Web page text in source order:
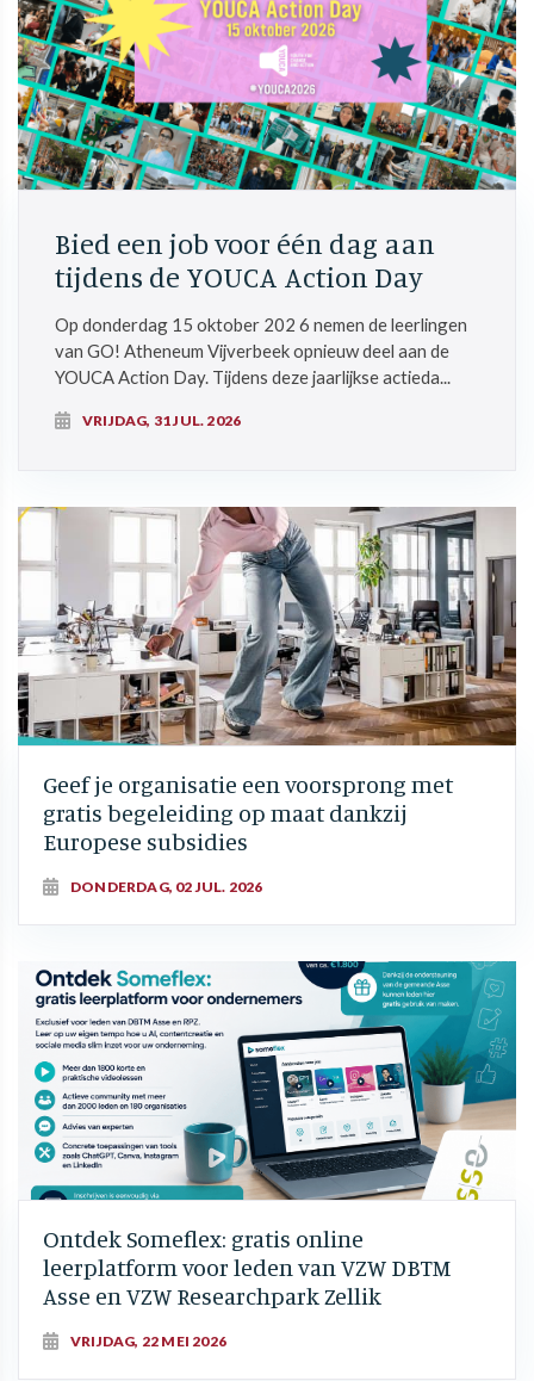
Bied een job voor één dag aan
tijdens de YOUCA Action Day
Op donderdag 15 oktober 202 6 nemen de leerlingen
van GO! Atheneum Vijverbeek opnieuw deel aan de
YOUCA Action Day. Tijdens deze jaarlijkse actieda...
VRIJDAG, 31 JUL. 2026
Geef je organisatie een voorsprong met
gratis begeleiding op maat dankzij
Europese subsidies
DONDERDAG, 02 JUL. 2026
Ontdek Someflex: gratis online
leerplatform voor leden van VZW DBTM
Asse en VZW Researchpark Zellik
VRIJDAG, 22 MEI 2026